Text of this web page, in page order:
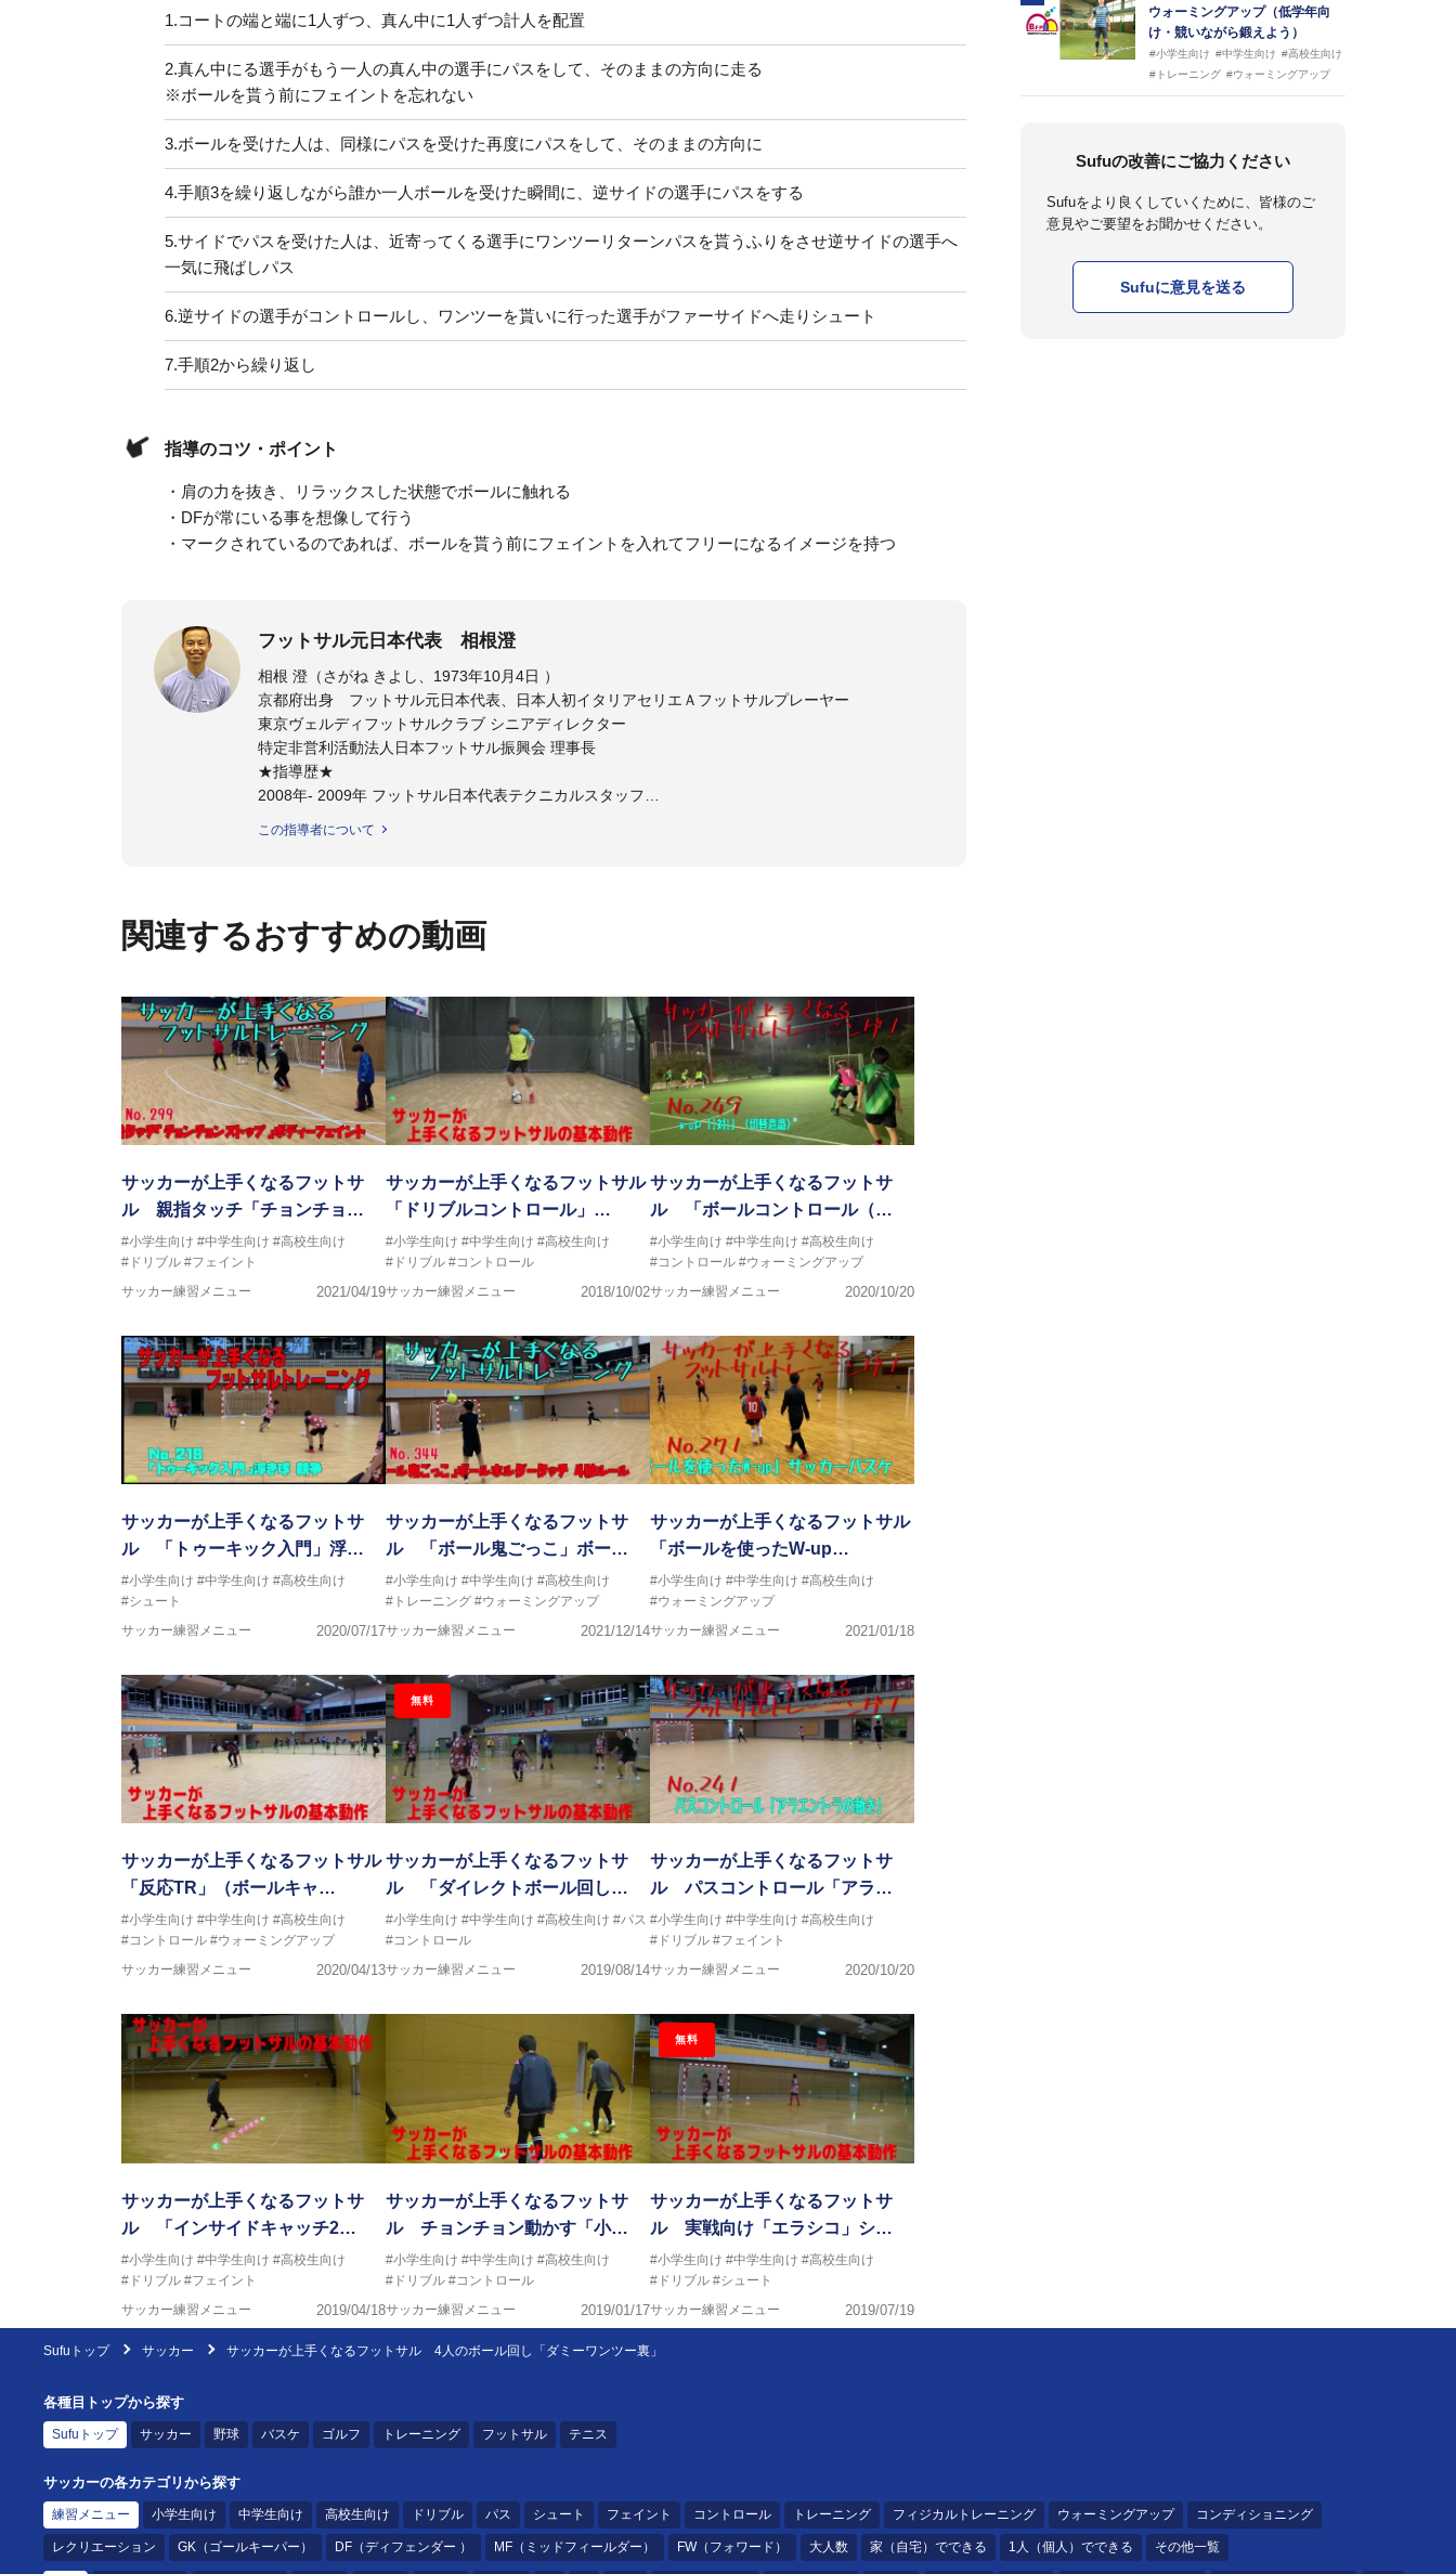
1.コートの端と端に1人ずつ、真ん中に1人ずつ計人を配置
2.真ん中にる選手がもう一人の真ん中の選手にパスをして、そのままの方向に走る
※ボールを貰う前にフェイントを忘れない
3.ボールを受けた人は、同様にパスを受けた再度にパスをして、そのままの方向に
4.手順3を繰り返しながら誰か一人ボールを受けた瞬間に、逆サイドの選手にパスをする
5.サイドでパスを受けた人は、近寄ってくる選手にワンツーリターンパスを貰うふりをさせ逆サイドの選手へ
一気に飛ばしパス
6.逆サイドの選手がコントロールし、ワンツーを貰いに行った選手がファーサイドへ走りシュート
7.手順2から繰り返し
指導のコツ・ポイント
・肩の力を抜き、リラックスした状態でボールに触れる
・DFが常にいる事を想像して行う
・マークされているのであれば、ボールを貰う前にフェイントを入れてフリーになるイメージを持つ
フットサル元日本代表 相根澄
相根 澄（さがね きよし、1973年10月4日 ）
京都府出身 フットサル元日本代表、日本人初イタリアセリエＡフットサルプレーヤー
東京ヴェルディフットサルクラブ シニアディレクター
特定非営利活動法人日本フットサル振興会 理事長
★指導歴★
2008年- 2009年 フットサル日本代表テクニカルスタッフ
2020年 -東京ヴェルディフットサルチームＳＤ（総監督）
ットサル選手となる
そのフットサルで、日本代表、イタリアセリエＡでプレーをするまでになった経験を、より多くの
子供たちに伝えさせて頂く為に今回参加させていただきました
この指導者について
関連するおすすめの動画
サッカーが上手くなるフットサ
ル 親指タッチ「チョンチョ…
#小学生向け #中学生向け #高校生向け
#ドリブル #フェイント
サッカー練習メニュー
2021/04/19
サッカーが上手くなるフットサル
「ドリブルコントロール」…
#小学生向け #中学生向け #高校生向け
#ドリブル #コントロール
サッカー練習メニュー
2018/10/02
サッカーが上手くなるフットサ
ル 「ボールコントロール（…
#小学生向け #中学生向け #高校生向け
#コントロール #ウォーミングアップ
サッカー練習メニュー
2020/10/20
サッカーが上手くなるフットサ
ル 「トゥーキック入門」浮…
#小学生向け #中学生向け #高校生向け
#シュート
サッカー練習メニュー
2020/07/17
サッカーが上手くなるフットサ
ル 「ボール鬼ごっこ」ボー…
#小学生向け #中学生向け #高校生向け
#トレーニング #ウォーミングアップ
サッカー練習メニュー
2021/12/14
サッカーが上手くなるフットサル
「ボールを使ったW-up…
#小学生向け #中学生向け #高校生向け
#ウォーミングアップ
サッカー練習メニュー
2021/01/18
サッカーが上手くなるフットサル
「反応TR」（ボールキャ…
#小学生向け #中学生向け #高校生向け
#コントロール #ウォーミングアップ
サッカー練習メニュー
2020/04/13
無料
サッカーが上手くなるフットサ
ル 「ダイレクトボール回し…
#小学生向け #中学生向け #高校生向け #パス
#コントロール
サッカー練習メニュー
2019/08/14
サッカーが上手くなるフットサ
ル パスコントロール「アラ…
#小学生向け #中学生向け #高校生向け
#ドリブル #フェイント
サッカー練習メニュー
2020/10/20
サッカーが上手くなるフットサ
ル 「インサイドキャッチ2…
#小学生向け #中学生向け #高校生向け
#ドリブル #フェイント
サッカー練習メニュー
2019/04/18
サッカーが上手くなるフットサ
ル チョンチョン動かす「小…
#小学生向け #中学生向け #高校生向け
#ドリブル #コントロール
サッカー練習メニュー
2019/01/17
無料
サッカーが上手くなるフットサ
ル 実戦向け「エラシコ」シ…
#小学生向け #中学生向け #高校生向け
#ドリブル #シュート
サッカー練習メニュー
2019/07/19
ウォーミングアップ（低学年向
け・競いながら鍛えよう）
#小学生向け #中学生向け #高校生向け
#トレーニング #ウォーミングアップ
Sufuの改善にご協力ください
Sufuをより良くしていくために、皆様のご
意見やご要望をお聞かせください。
Sufuに意見を送る
Sufuトップ サッカー サッカーが上手くなるフットサル 4人のボール回し「ダミーワンツー裏」
各種目トップから探す
Sufuトップ サッカー 野球 バスケ ゴルフ トレーニング フットサル テニス
サッカーの各カテゴリから探す
練習メニュー 小学生向け 中学生向け 高校生向け ドリブル パス シュート フェイント コントロール トレーニング フィジカルトレーニング ウォーミングアップ コンディショニング
レクリエーション GK（ゴールキーパー） DF（ディフェンダー ） MF（ミッドフィールダー） FW（フォワード） 大人数 家（自宅）でできる 1人（個人）でできる その他一覧